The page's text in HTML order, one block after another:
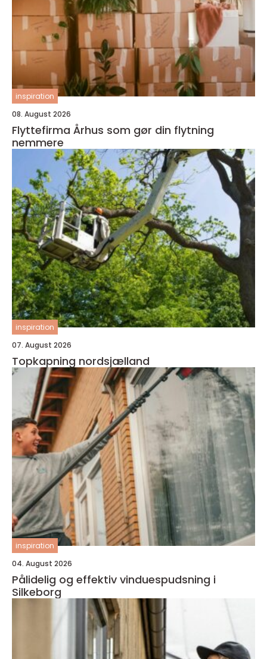
inspiration
08. August 2026
Flyttefirma Århus som gør din flytning
nemmere
inspiration
07. August 2026
Topkapning nordsjælland
inspiration
04. August 2026
Pålidelig og effektiv vinduespudsning i
Silkeborg